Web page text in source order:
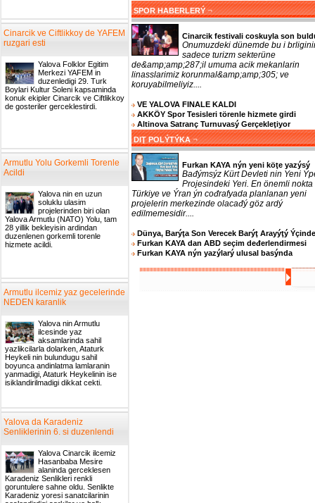
Cinarcik ve Ciftlikkoy de YAFEM
ruzgari esti
Yalova Folklor Egitim
Merkezi YAFEM in
duzenledigi 29. Turk
Boylari Kultur Soleni kapsaminda
konuk ekipler Cinarcik ve Ciftlikkoy
de gosteriler gerceklestirdi.
Armutlu Yolu Gorkemli Torenle
Acildi
Yalova nin en uzun
soluklu ulasim
projelerinden biri olan
Yalova Armutlu (NATO) Yolu, tam
28 yillik bekleyisin ardindan
duzenlenen gorkemli torenle
hizmete acildi.
Armutlu ilcemiz yaz gecelerinde
NEDEN karanlik
Yalova nin Armutlu
ilcesinde yaz
aksamlarinda sahil
yazlikcilarla dolarken, Ataturk
Heykeli nin bulundugu sahil
boyunca andinlatma lamlaranin
yanmadigi, Ataturk Heykelinin ise
isiklandirilmadigi dikkat cekti.
Yalova da Karadeniz
Senliklerinin 6. si duzenlendi
Yalova Cinarcik ilcemiz
Hasanbaba Mesire
alaninda gerceklesen
Karadeniz Senlikleri renkli
goruntulere sahne oldu. Senlikte
Karadeniz yoresi sanatcilarinin
SPOR HABERLERÝ ¬
Cinarcik festivali coskuyla son
Onumuzdeki dünemde bu i
sadece turizm sekterüne
de&amp;amp;287;il umuma acik mekanlarin
linasslarimiz korunmal&amp;amp;305; ve
koruyabilmeliyiz....
VE YALOVA FINALE KALDI
AKKÖY Spor Tesisleri törenle hizmete girdi
Altinova Satranç Turnuvasý Gerçekleţiyor
DIŢ POLÝTÝKA ¬
Furkan KAYA nýn yeni köţe yazýsý
Bađýmsýz Kürt Devleti nin Yeni
Projesindeki Yeri. En önemli nokta
Türkiye ve Ýran ýn cođrafyada planlanan yeni
projelerin merkezinde olacađý göz ardý
edilmemesidir....
Dünya, Barýţa Son Verecek Barýţ Arayýţý Ýçinde
Furkan KAYA dan ABD seçim deđerlendirmesi
Furkan KAYA nýn yazýlarý ulusal basýnda